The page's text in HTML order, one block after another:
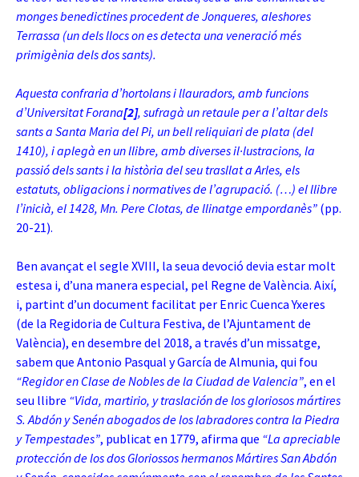
monges benedictines procedent de Jonqueres, aleshores
Terrassa (un dels llocs on es detecta una veneració més
primigènia dels dos sants).
Aquesta confraria d’hortolans i llauradors, amb funcions
d’Universitat Forana[2], sufragà un retaule per a l’altar dels
sants a Santa Maria del Pi, un bell reliquiari de plata (del
1410), i aplegà en un llibre, amb diverses il·lustracions, la
passió dels sants i la història del seu trasllat a Arles, els
estatuts, obligacions i normatives de l’agrupació. (…) el llibre
l’inicià, el 1428, Mn. Pere Clotas, de llinatge empordanès” (pp.
20-21).
Ben avançat el segle XVIII, la seua devoció devia estar molt
estesa i, d’una manera especial, pel Regne de València. Així,
i, partint d’un document facilitat per Enric Cuenca Yxeres
(de la Regidoria de Cultura Festiva, de l’Ajuntament de
València), en desembre del 2018, a través d’un missatge,
sabem que Antonio Pasqual y García de Almunia, qui fou
“Regidor en Clase de Nobles de la Ciudad de Valencia”, en el
seu llibre “Vida, martirio, y traslación de los gloriosos mártires
S. Abdón y Senén abogados de los labradores contra la Piedra
y Tempestades”, publicat en 1779, afirma que “La apreciable
protección de los dos Gloriossos hermanos Mártires San Abdón